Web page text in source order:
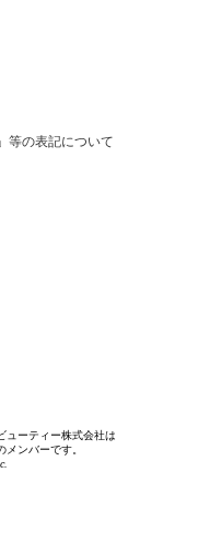
等の表記について
ューティー株式会社は
メンバーです。